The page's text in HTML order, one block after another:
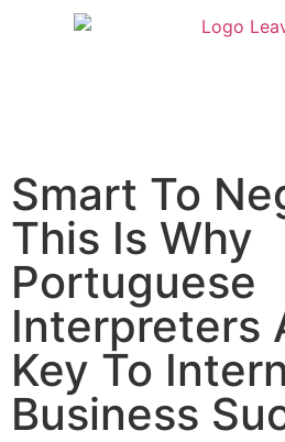
Smart To
This Is Why
Portuguese
Interpreters
Key To
Business